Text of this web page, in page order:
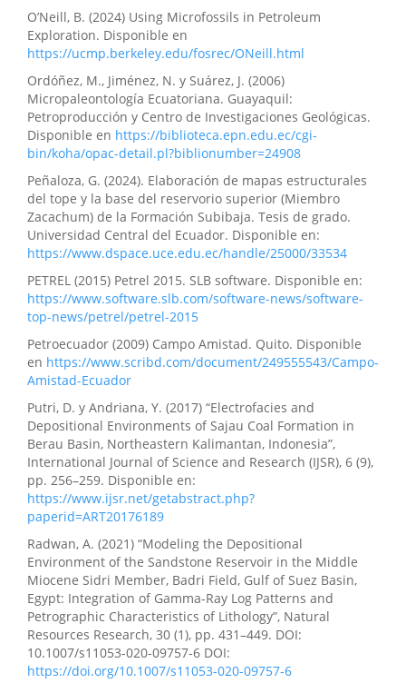
O’Neill, B. (2024) Using Microfossils in Petroleum
Exploration. Disponible en
https://ucmp.berkeley.edu/fosrec/ONeill.html
Ordóñez, M., Jiménez, N. y Suárez, J. (2006)
Micropaleontología Ecuatoriana. Guayaquil:
Petroproducción y Centro de Investigaciones Geológicas.
Disponible en https://biblioteca.epn.edu.ec/cgi-
bin/koha/opac-detail.pl?biblionumber=24908
Peñaloza, G. (2024). Elaboración de mapas estructurales
del tope y la base del reservorio superior (Miembro
Zacachum) de la Formación Subibaja. Tesis de grado.
Universidad Central del Ecuador. Disponible en:
https://www.dspace.uce.edu.ec/handle/25000/33534
PETREL (2015) Petrel 2015. SLB software. Disponible en:
https://www.software.slb.com/software-news/software-
top-news/petrel/petrel-2015
Petroecuador (2009) Campo Amistad. Quito. Disponible
en https://www.scribd.com/document/249555543/Campo-
Amistad-Ecuador
Putri, D. y Andriana, Y. (2017) “Electrofacies and
Depositional Environments of Sajau Coal Formation in
Berau Basin, Northeastern Kalimantan, Indonesia”,
International Journal of Science and Research (IJSR), 6 (9),
pp. 256–259. Disponible en:
https://www.ijsr.net/getabstract.php?
paperid=ART20176189
Radwan, A. (2021) “Modeling the Depositional
Environment of the Sandstone Reservoir in the Middle
Miocene Sidri Member, Badri Field, Gulf of Suez Basin,
Egypt: Integration of Gamma-Ray Log Patterns and
Petrographic Characteristics of Lithology”, Natural
Resources Research, 30 (1), pp. 431–449. DOI:
10.1007/s11053-020-09757-6 DOI:
https://doi.org/10.1007/s11053-020-09757-6